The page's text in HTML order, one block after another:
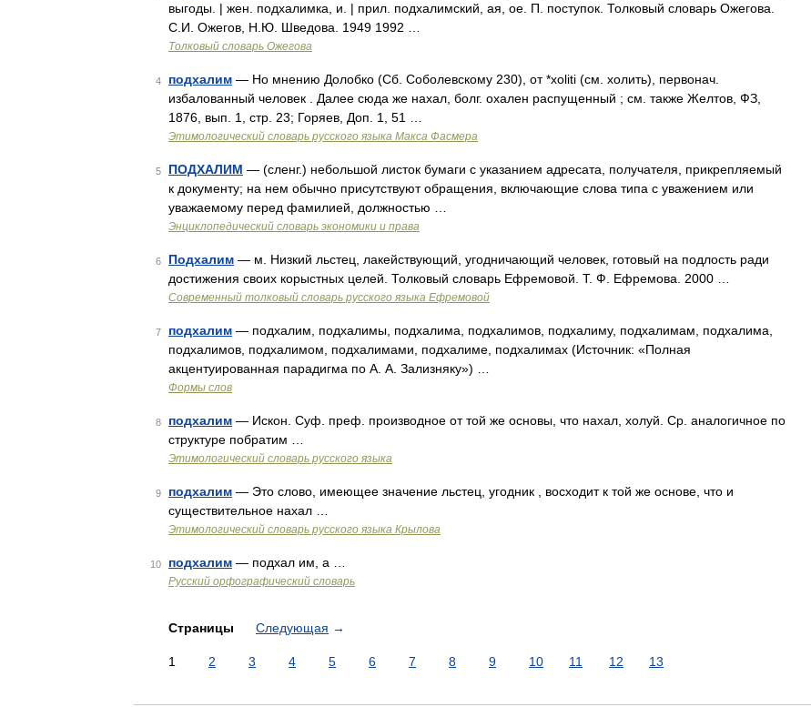
выгоды. | жен. подхалимка, и. | прил. подхалимский, ая, ое. П. поступок. Толковый словарь Ожегова.
С.И. Ожегов, Н.Ю. Шведова. 1949 1992 …
Толковый словарь Ожегова
4 подхалим — Но мнению Долобко (Сб. Соболевскому 230), от *хoliti (см. холить), первонач.
избалованный человек . Далее сюда же нахал, болг. охален распущенный ; см. также Желтов, ФЗ,
1876, вып. 1, стр. 23; Горяев, Доп. 1, 51 …
Этимологический словарь русского языка Макса Фасмера
5 ПОДХАЛИМ — (сленг.) небольшой листок бумаги с указанием адресата, получателя, прикрепляемый
к документу; на нем обычно присутствуют обращения, включающие слова типа с уважением или
уважаемому перед фамилией, должностью …
Энциклопедический словарь экономики и права
6 Подхалим — м. Низкий льстец, лакействующий, угодничающий человек, готовый на подлость ради
достижения своих корыстных целей. Толковый словарь Ефремовой. Т. Ф. Ефремова. 2000 …
Современный толковый словарь русского языка Ефремовой
7 подхалим — подхалим, подхалимы, подхалима, подхалимов, подхалиму, подхалимам, подхалима,
подхалимов, подхалимом, подхалимами, подхалиме, подхалимах (Источник: «Полная
акцентуированная парадигма по А. А. Зализняку») …
Формы слов
8 подхалим — Искон. Суф. преф. производное от той же основы, что нахал, холуй. Ср. аналогичное по
структуре побратим …
Этимологический словарь русского языка
9 подхалим — Это слово, имеющее значение льстец, угодник , восходит к той же основе, что и
существительное нахал …
Этимологический словарь русского языка Крылова
10 подхалим — подхал им, а …
Русский орфографический словарь
Страницы Следующая →
1 2 3 4 5 6 7 8 9 10 11 12 13